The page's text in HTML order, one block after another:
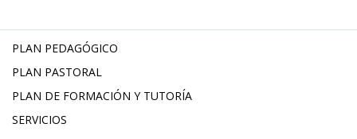
PLAN PEDAGÓGICO
PLAN PASTORAL
PLAN DE FORMACIÓN Y TUTORÍA
SERVICIOS